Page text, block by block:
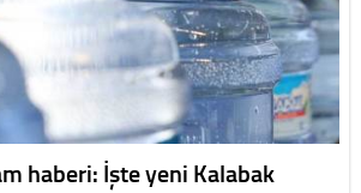
haberi: İşte yeni Kalabak